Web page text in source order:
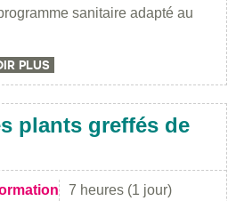
sanitaire adapté au
PLUS
plants greffés de
7 heures (1 jour)